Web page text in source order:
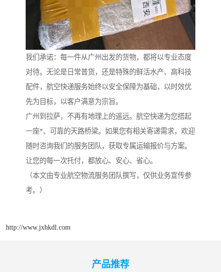
我们承诺：每一件从广州出发的货物，都将以专业态度
对待。无论是日常普货，还是特殊的鲜活水产、高科技
配件，航空快递服务始终以安全保障为基础，以时效优
先为目标，以客户满意为宗旨。
广州到拉萨，不再有地理上的遥远。航空快递为您搭起
一座*、可靠的天路桥梁。如果您有相关寄递需求，欢迎
随时咨询我们的服务团队，获取专属运输报价与方案。
让您的每一次托付，都放心、安心、省心。
（本文由专业航空物流服务团队撰写，仅供业务宣传参
考。）
http://www.jxhkdl.com
产品推荐